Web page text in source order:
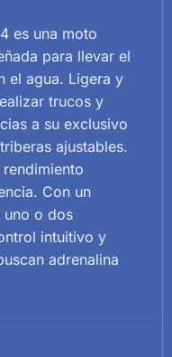
es una moto
para llevar el
el agua. Ligera y
trucos y
a su exclusivo
ajustables.
Con un
uno o dos
intuitivo y
adrenalina